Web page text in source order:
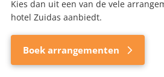
Kies dan uit een van de vele
hotel Zuidas aanbiedt.
Boek arrangementen